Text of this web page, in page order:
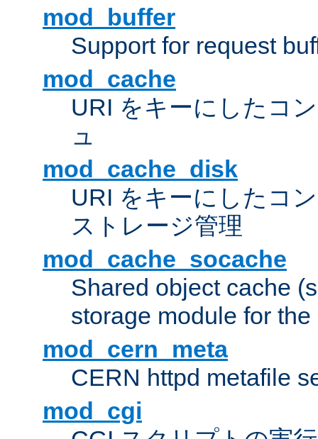
mod_buffer
Support for request
mod_cache
URI をキーにしたコ
ュ
mod_cache_disk
URI をキーにしたコ
ストレージ管理
mod_cache_socache
Shared object cache
storage module for
mod_cern_meta
CERN httpd metafile
mod_cgi